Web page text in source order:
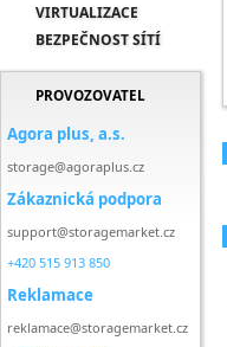
VIRTUALIZACE
BEZPEČNOST SÍTÍ
PROVOZOVATEL
Agora plus, a.s.
storage@agoraplus.cz
Zákaznická podpora
support@storagemarket.cz
+420 515 913 850
Reklamace
reklamace@storagemarket.cz